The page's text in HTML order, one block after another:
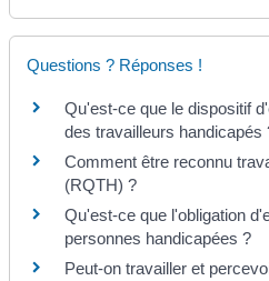
Questions ? Réponses !
Qu'est-ce que le dispositif
des travailleurs handicapés
Comment être reconnu
(RQTH) ?
Qu'est-ce que l'obligation
personnes handicapées ?
Peut-on travailler et